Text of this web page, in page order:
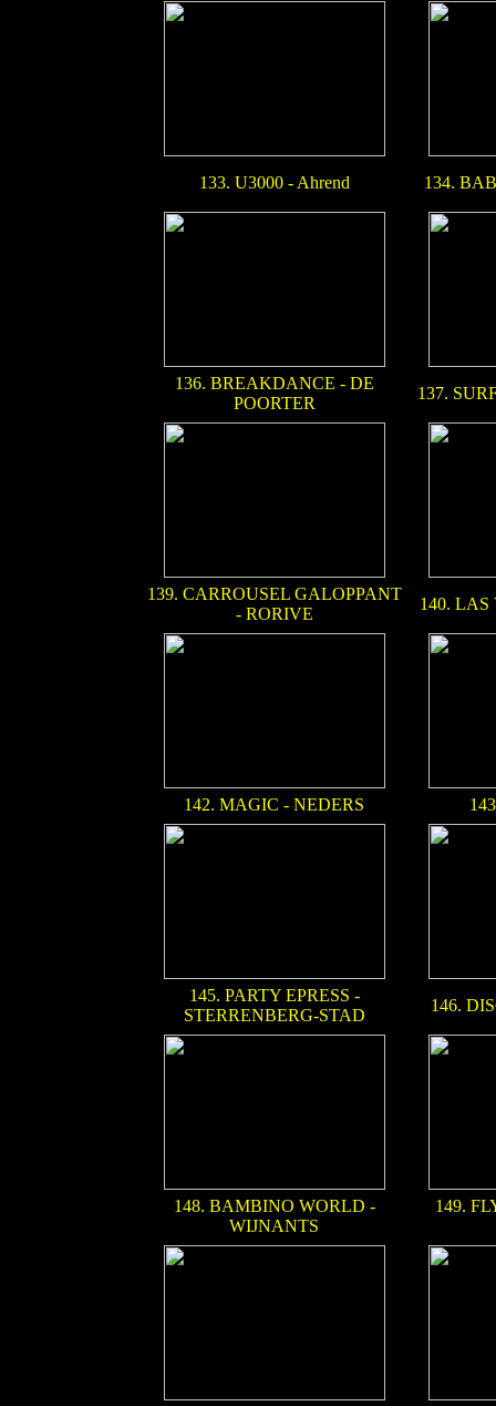
133. U3000 - Ahrend 134.
136. BREAKDANCE - DE
POORTER
137.
139. CARROUSEL GALOPPANT
- RORIVE
140.
142. MAGIC - NEDERS
145. PARTY EPRESS -
STERRENBERG-STAD
146.
148. BAMBINO WORLD -
WIJNANTS
149.